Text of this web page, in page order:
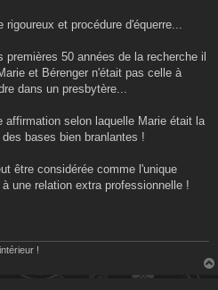
et procédure d'équerre...
50 années de la recherche il
et Bérenger n'était pas celle à
dans un presbytère...
selon laquelle Marie était la
bases bien branlantes !
être considérée comme l'unique
une relation extra professionnelle !
!